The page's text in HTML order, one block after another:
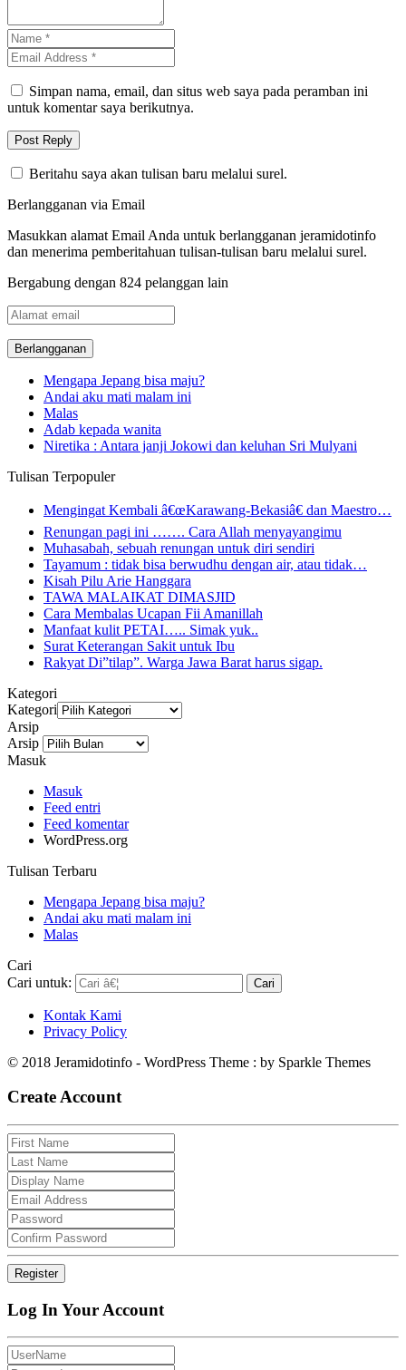
Simpan nama, email, dan situs web saya pada peramban ini
untuk komentar saya berikutnya.
Beritahu saya akan tulisan baru melalui surel.
Berlangganan via Email
Masukkan alamat Email Anda untuk berlangganan jeramidotinfo
dan menerima pemberitahuan tulisan-tulisan baru melalui surel.
Bergabung dengan 824 pelanggan lain
Alamat
email
Mengapa Jepang bisa maju?
Andai aku mati malam ini
Malas
Adab kepada wanita
Niretika : Antara janji Jokowi dan keluhan Sri Mulyani
Tulisan Terpopuler
Mengingat Kembali â€œKarawang-Bekasiâ€ dan Maestro…
Renungan pagi ini ……. Cara Allah menyayangimu
Muhasabah, sebuah renungan untuk diri sendiri
Tayamum : tidak bisa berwudhu dengan air, atau tidak…
Kisah Pilu Arie Hanggara
TAWA MALAIKAT DIMASJID
Cara Membalas Ucapan Fii Amanillah
Manfaat kulit PETAI….. Simak yuk..
Surat Keterangan Sakit untuk Ibu
Rakyat Di”tilap”. Warga Jawa Barat harus sigap.
Kategori
Kategori
Arsip
Arsip
Masuk
Masuk
Feed entri
Feed komentar
WordPress.org
Tulisan Terbaru
Mengapa Jepang bisa maju?
Andai aku mati malam ini
Malas
Cari
Cari untuk:
Kontak Kami
Privacy Policy
© 2018 Jeramidotinfo - WordPress Theme : by Sparkle Themes
Create Account
Log In Your Account